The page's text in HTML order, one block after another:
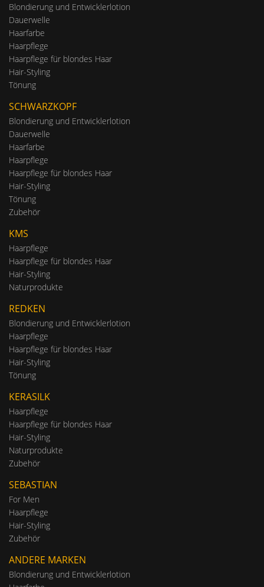
Blondierung und Entwicklerlotion
Dauerwelle
Haarfarbe
Haarpflege
Haarpflege für blondes Haar
Hair-Styling
Tönung
SCHWARZKOPF
Blondierung und Entwicklerlotion
Dauerwelle
Haarfarbe
Haarpflege
Haarpflege für blondes Haar
Hair-Styling
Tönung
Zubehör
KMS
Haarpflege
Haarpflege für blondes Haar
Hair-Styling
Naturprodukte
REDKEN
Blondierung und Entwicklerlotion
Haarpflege
Haarpflege für blondes Haar
Hair-Styling
Tönung
KERASILK
Haarpflege
Haarpflege für blondes Haar
Hair-Styling
Naturprodukte
Zubehör
SEBASTIAN
For Men
Haarpflege
Hair-Styling
Zubehör
ANDERE MARKEN
Blondierung und Entwicklerlotion